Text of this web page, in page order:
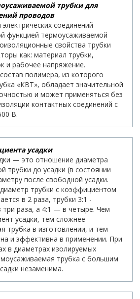
трубки для
проводов
соединений
функцией термоусаживаемой
свойства трубки
как: материал трубки,
и рабочее напряжение.
полимера, из которого
«КВТ», обладает значительной
и может применяться без
контактных соединений с
В.
усадки
— это отношение диаметра
трубки до усадки (в состоянии
после свободной усадки.
трубки с коэффициентом
в 2 раза, трубки 3:1 -
три раза, а 4:1 — в четыре. Чем
усадки, тем сложнее
трубка в изготовлении, и тем
и эффективна в применении. При
в диаметрах изолируемых
трубка с большим
незаменима.